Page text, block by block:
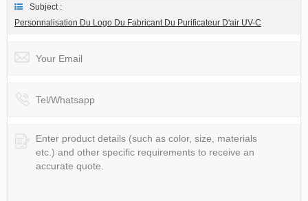
Subject :
Personnalisation Du Logo Du Fabricant Du Purificateur D'air UV-C